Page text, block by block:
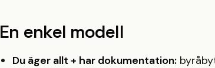
En enkel modell
Du äger allt + har dokumentation: